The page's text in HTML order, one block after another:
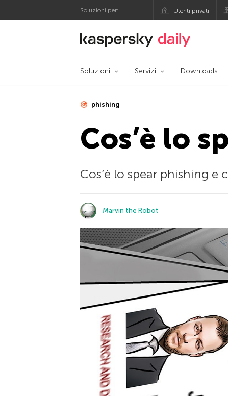
Soluzioni per: Utenti privati
Blog ufficiale di
Soluzioni Servizi Downloads
phishing
Cos’è lo
Cos’è lo spear phishing e
Marvin the Robot